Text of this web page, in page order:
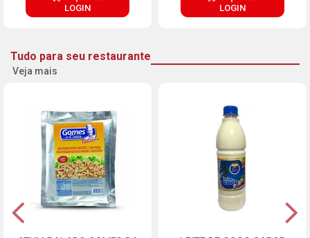
LOGIN
LOGIN
Tudo para seu restaurante
Veja mais